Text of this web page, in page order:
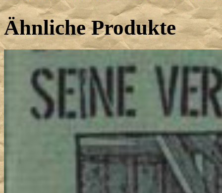
Ähnliche Produkte